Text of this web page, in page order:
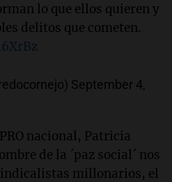
lo que ellos quieren y
delitos que cometen.
September 4,
nacional, Patricia
de la ´paz social´ nos
millonarios, el